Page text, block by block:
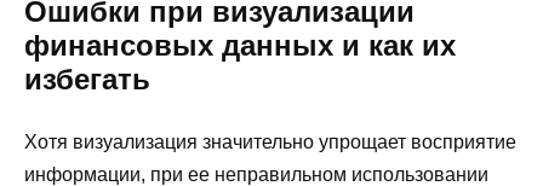
Ошибки при визуализации
финансовых данных и как их
избегать
Хотя визуализация значительно упрощает восприятие
информации, при ее неправильном использовании